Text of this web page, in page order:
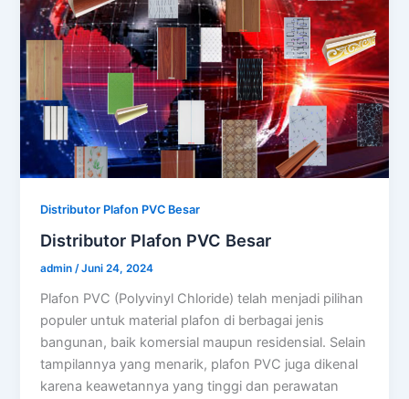
Distributor Plafon PVC Besar
Distributor Plafon PVC Besar
admin/Juni 24, 2024
Plafon PVC (Polyvinyl Chloride) telah menjadi pilihan
populer untuk material plafon di berbagai jenis
bangunan, baik komersial maupun residensial. Selain
tampilannya yang menarik, plafon PVC juga dikenal
karena keawetannya yang tinggi dan perawatan